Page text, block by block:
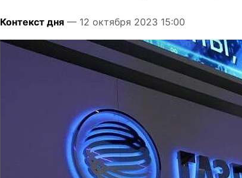
Контекст дня — 12 октября 2023 15:00